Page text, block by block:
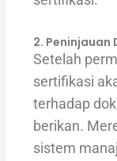
2. Peninjauan
Setelah
sertifikasi
terhadap
berikan.
sistem